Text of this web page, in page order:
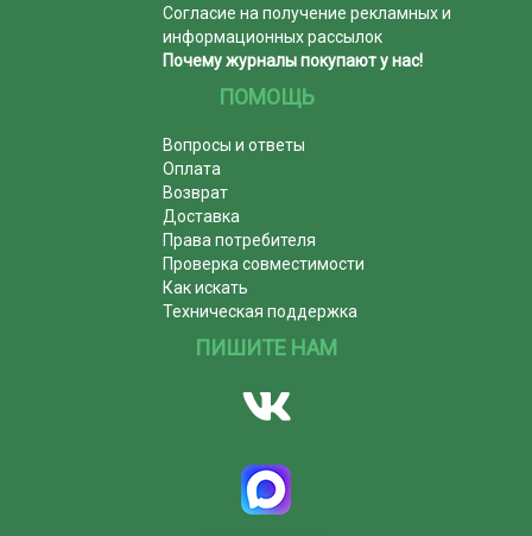
Согласие на получение рекламных и
информационных рассылок
Почему журналы покупают у нас!
ПОМОЩЬ
Вопросы и ответы
Оплата
Возврат
Доставка
Права потребителя
Проверка совместимости
Как искать
Техническая поддержка
ПИШИТЕ НАМ